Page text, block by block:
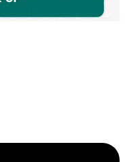
de la ville et un
locaux ou bio.
Thibault […]